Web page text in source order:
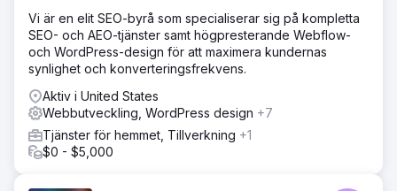
Jag hittade ett modernt tema för pizzarestauranger som
kunden godkände. Jag återskapade även deras logotyp
med en enkel, modern touch som passar perfekt in i en
1:1-bild.
Resultat
En specialdesignad webbplats som imponerade dem
totalt; den visar upp deras 17-åriga svit som bästa pizza i
Marshfield, vilket de är stolta över. Jag återskapade
Vi är en elit SEO-byrå som specialiserar sig på kompletta
SEO- och AEO-tjänster samt högpresterande Webflow-
och WordPress-design för att maximera kundernas
synlighet och konverteringsfrekvens.
Aktiv i United States
Webbutveckling, WordPress design +7
Tjänster för hemmet, Tillverkning +1
$0 - $5,000